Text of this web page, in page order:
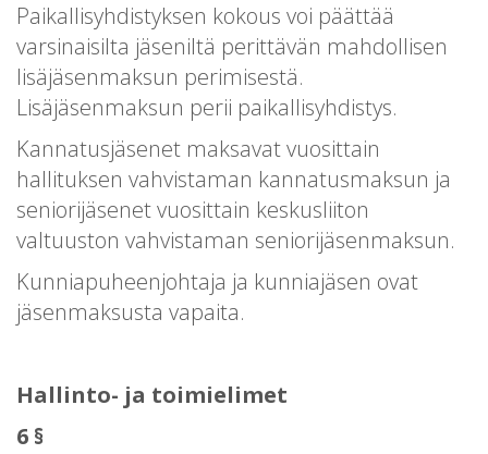
Paikallisyhdistyksen kokous voi päättää
varsinaisilta jäseniltä perittävän mahdollisen
lisäjäsenmaksun perimisestä.
Lisäjäsenmaksun perii paikallisyhdistys.
Kannatusjäsenet maksavat vuosittain
hallituksen vahvistaman kannatusmaksun ja
seniorijäsenet vuosittain keskusliiton
valtuuston vahvistaman seniorijäsenmaksun.
Kunniapuheenjohtaja ja kunniajäsen ovat
jäsenmaksusta vapaita.
Hallinto- ja toimielimet
6 §